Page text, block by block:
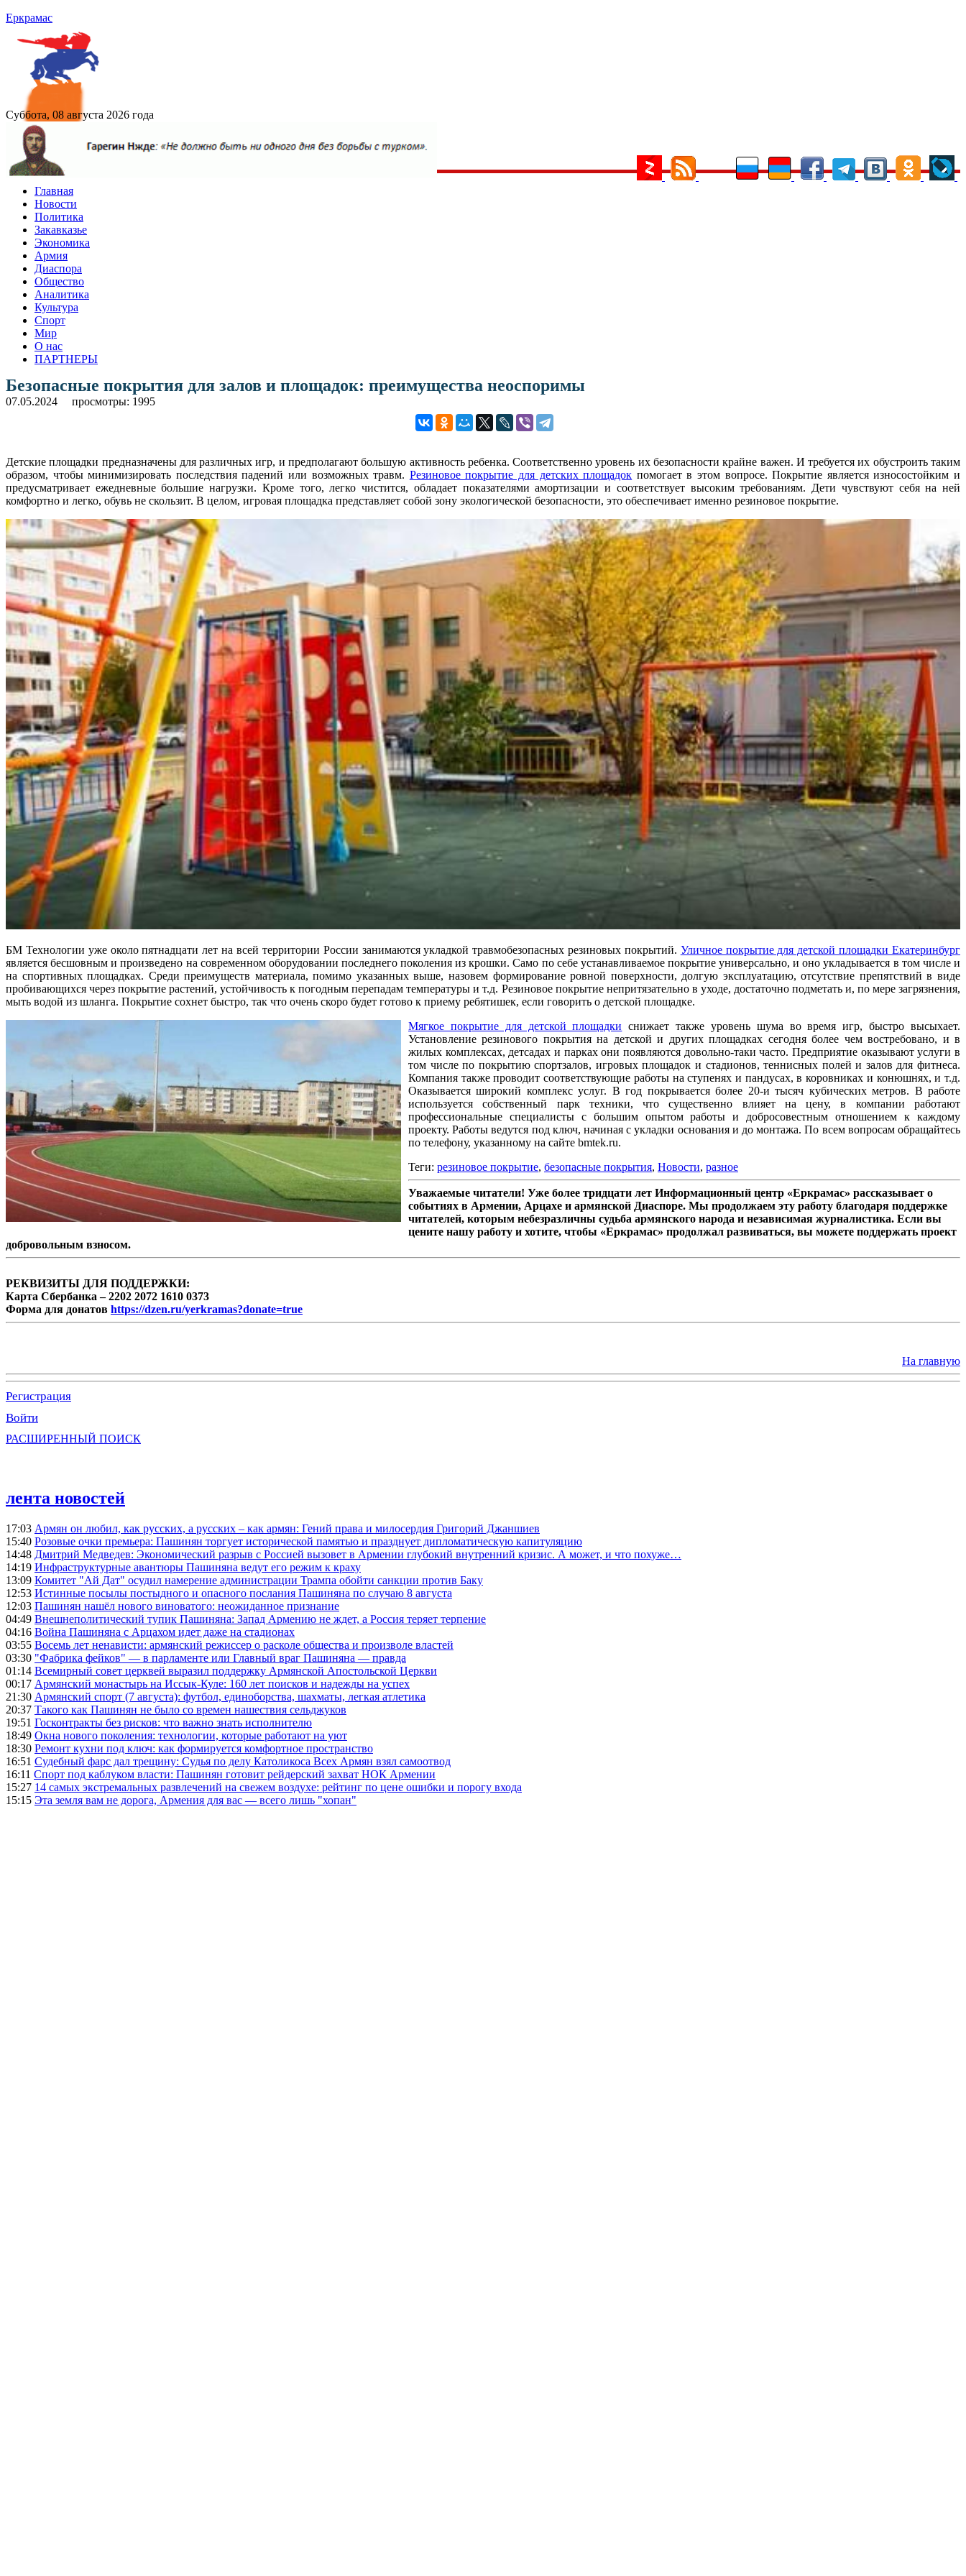
Еркрамас
Суббота, 08 августа 2026 года
Главная
Новости
Политика
Закавказье
Экономика
Армия
Диаспора
Общество
Аналитика
Культура
Спорт
Мир
О нас
ПАРТНЕРЫ
Безопасные покрытия для залов и площадок: преимущества неоспоримы
07.05.2024 просмотры: 1995
Детские площадки предназначены для различных игр, и предполагают большую активность ребенка. Соответственно уровень их безопасности крайне важен. И требуется их обустроить таким
образом, чтобы минимизировать последствия падений или возможных травм. Резиновое покрытие для детских площадок помогает в этом вопросе. Покрытие является износостойким и
предусматривает ежедневные большие нагрузки. Кроме того, легко чистится, обладает показателями амортизации и соответствует высоким требованиям. Дети чувствуют себя на ней
комфортно и легко, обувь не скользит. В целом, игровая площадка представляет собой зону экологической безопасности, это обеспечивает именно резиновое покрытие.
БМ Технологии уже около пятнадцати лет на всей территории России занимаются укладкой травмобезопасных резиновых покрытий. Уличное покрытие для детской площадки Екатеринбург
является бесшовным и произведено на современном оборудовании последнего поколения из крошки. Само по себе устанавливаемое покрытие универсально, и оно укладывается в том числе и
на спортивных площадках. Среди преимуществ материала, помимо указанных выше, назовем формирование ровной поверхности, долгую эксплуатацию, отсутствие препятствий в виде
пробивающихся через покрытие растений, устойчивость к погодным перепадам температуры и т.д. Резиновое покрытие непритязательно в уходе, достаточно подметать и, по мере загрязнения,
мыть водой из шланга. Покрытие сохнет быстро, так что очень скоро будет готово к приему ребятишек, если говорить о детской площадке.
Мягкое покрытие для детской площадки снижает также уровень шума во время игр, быстро высыхает.
Установление резинового покрытия на детской и других площадках сегодня более чем востребовано, и в
жилых комплексах, детсадах и парках они появляются довольно-таки часто. Предприятие оказывают услуги в
том числе по покрытию спортзалов, игровых площадок и стадионов, теннисных полей и залов для фитнеса.
Компания также проводит соответствующие работы на ступенях и пандусах, в коровниках и конюшнях, и т.д.
Оказывается широкий комплекс услуг. В год покрывается более 20-и тысяч кубических метров. В работе
используется собственный парк техники, что существенно влияет на цену, в компании работают
профессиональные специалисты с большим опытом работы и добросовестным отношением к каждому
проекту. Работы ведутся под ключ, начиная с укладки основания и до монтажа. По всем вопросам обращайтесь
по телефону, указанному на сайте bmtek.ru.
Теги: резиновое покрытие, безопасные покрытия, Новости, разное
Уважаемые читатели! Уже более тридцати лет Информационный центр «Еркрамас» рассказывает о
событиях в Армении, Арцахе и армянской Диаспоре. Мы продолжаем эту работу благодаря поддержке
читателей, которым небезразличны судьба армянского народа и независимая журналистика. Если вы
цените нашу работу и хотите, чтобы «Еркрамас» продолжал развиваться, вы можете поддержать проект
добровольным взносом.
РЕКВИЗИТЫ ДЛЯ ПОДДЕРЖКИ:
Карта Сбербанка – 2202 2072 1610 0373
Форма для донатов https://dzen.ru/yerkramas?donate=true
На главную
Регистрация
Войти
РАСШИРЕННЫЙ ПОИСК
лента новостей
17:03 Армян он любил, как русских, а русских – как армян: Гений права и милосердия Григорий Джаншиев
15:40 Розовые очки премьера: Пашинян торгует исторической памятью и празднует дипломатическую капитуляцию
14:48 Дмитрий Медведев: Экономический разрыв с Россией вызовет в Армении глубокий внутренний кризис. А может, и что похуже…
14:19 Инфраструктурные авантюры Пашиняна ведут его режим к краху
13:09 Комитет "Ай Дат" осудил намерение администрации Трампа обойти санкции против Баку
12:53 Истинные посылы постыдного и опасного послания Пашиняна по случаю 8 августа
12:03 Пашинян нашёл нового виноватого: неожиданное признание
04:49 Внешнеполитический тупик Пашиняна: Запад Армению не ждет, а Россия теряет терпение
04:16 Война Пашиняна с Арцахом идет даже на стадионах
03:55 Восемь лет ненависти: армянский режиссер о расколе общества и произволе властей
03:30 "Фабрика фейков" — в парламенте или Главный враг Пашиняна — правда
01:14 Всемирный совет церквей выразил поддержку Армянской Апостольской Церкви
00:17 Армянский монастырь на Иссык-Куле: 160 лет поисков и надежды на успех
21:30 Армянский спорт (7 августа): футбол, единоборства, шахматы, легкая атлетика
20:37 Такого как Пашинян не было со времен нашествия сельджуков
19:51 Госконтракты без рисков: что важно знать исполнителю
18:49 Окна нового поколения: технологии, которые работают на уют
18:30 Ремонт кухни под ключ: как формируется комфортное пространство
16:51 Судебный фарс дал трещину: Судья по делу Католикоса Всех Армян взял самоотвод
16:11 Спорт под каблуком власти: Пашинян готовит рейдерский захват НОК Армении
15:27 14 самых экстремальных развлечений на свежем воздухе: рейтинг по цене ошибки и порогу входа
15:15 Эта земля вам не дорога, Армения для вас — всего лишь "хопан"